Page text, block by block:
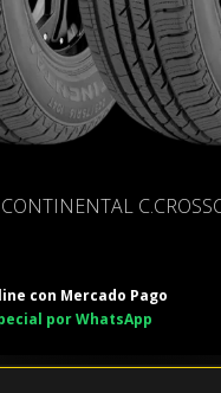
con Mercado Pago
por WhatsApp